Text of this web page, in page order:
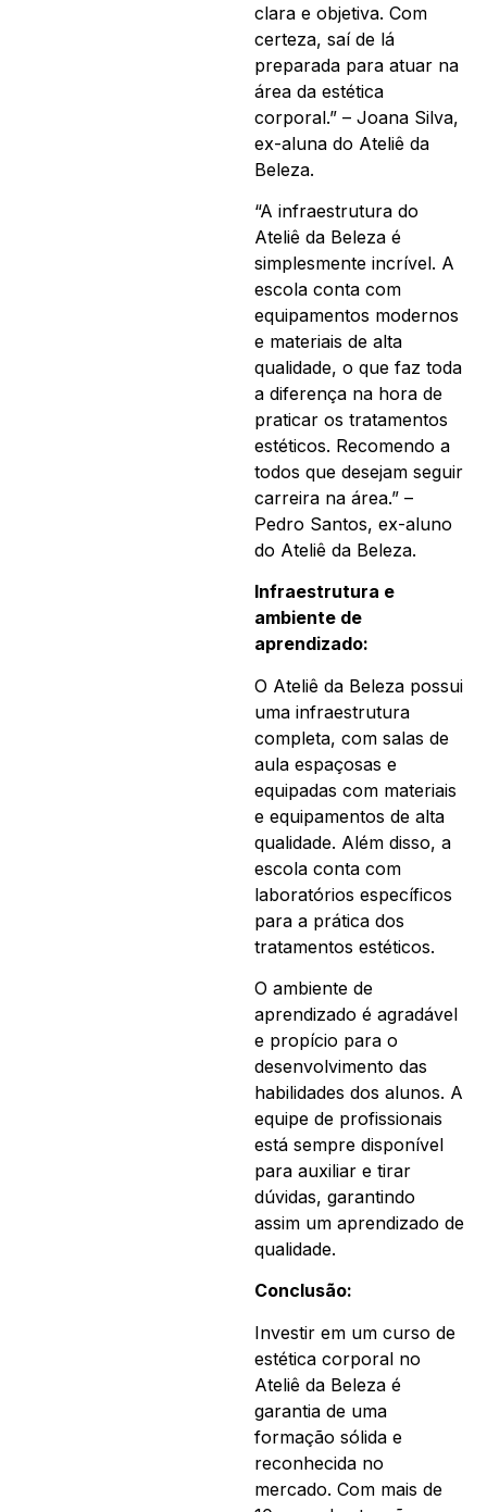
clara e objetiva. Com
certeza, saí de lá
preparada para atuar na
área da estética
corporal.” – Joana Silva,
ex-aluna do Ateliê da
Beleza.
“A infraestrutura do
Ateliê da Beleza é
simplesmente incrível. A
escola conta com
equipamentos modernos
e materiais de alta
qualidade, o que faz toda
a diferença na hora de
praticar os tratamentos
estéticos. Recomendo a
todos que desejam seguir
carreira na área.” –
Pedro Santos, ex-aluno
do Ateliê da Beleza.
Infraestrutura e
ambiente de
aprendizado:
O Ateliê da Beleza possui
uma infraestrutura
completa, com salas de
aula espaçosas e
equipadas com materiais
e equipamentos de alta
qualidade. Além disso, a
escola conta com
laboratórios específicos
para a prática dos
tratamentos estéticos.
O ambiente de
aprendizado é agradável
e propício para o
desenvolvimento das
habilidades dos alunos. A
equipe de profissionais
está sempre disponível
para auxiliar e tirar
dúvidas, garantindo
assim um aprendizado de
qualidade.
Conclusão:
Investir em um curso de
estética corporal no
Ateliê da Beleza é
garantia de uma
formação sólida e
reconhecida no
mercado. Com mais de